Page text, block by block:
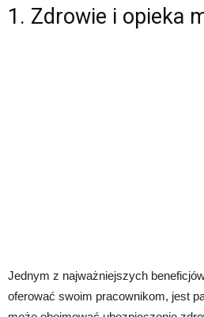
1. Zdrowie i opieka
Jednym z najważniejszych
oferować swoim pracownikom, jest